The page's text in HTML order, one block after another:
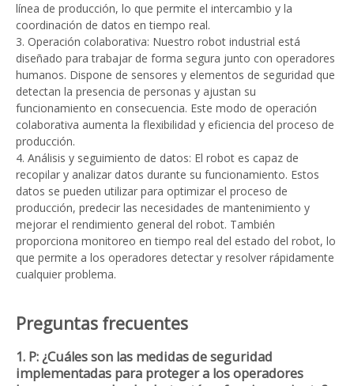
línea de producción, lo que permite el intercambio y la
coordinación de datos en tiempo real.
3. Operación colaborativa: Nuestro robot industrial está
diseñado para trabajar de forma segura junto con operadores
humanos. Dispone de sensores y elementos de seguridad que
detectan la presencia de personas y ajustan su
funcionamiento en consecuencia. Este modo de operación
colaborativa aumenta la flexibilidad y eficiencia del proceso de
producción.
4. Análisis y seguimiento de datos: El robot es capaz de
recopilar y analizar datos durante su funcionamiento. Estos
datos se pueden utilizar para optimizar el proceso de
producción, predecir las necesidades de mantenimiento y
mejorar el rendimiento general del robot. También
proporciona monitoreo en tiempo real del estado del robot, lo
que permite a los operadores detectar y resolver rápidamente
cualquier problema.
Preguntas frecuentes
1. P: ¿Cuáles son las medidas de seguridad
implementadas para proteger a los operadores